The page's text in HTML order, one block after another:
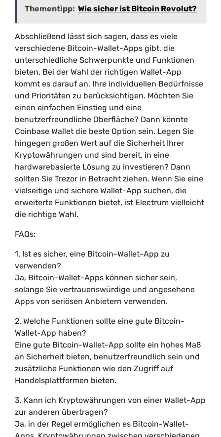
Thementipp: Wie sicher ist Bitcoin Revolut?
Abschließend lässt sich sagen, dass es viele
verschiedene Bitcoin-Wallet-Apps gibt, die
unterschiedliche Schwerpunkte und Funktionen
bieten. Bei der Wahl der richtigen Wallet-App
kommt es darauf an, Ihre individuellen Bedürfnisse
und Prioritäten zu berücksichtigen. Möchten Sie
einen einfachen Einstieg und eine
benutzerfreundliche Oberfläche? Dann könnte
Coinbase Wallet die beste Option sein. Legen Sie
hingegen großen Wert auf die Sicherheit Ihrer
Kryptowährungen und sind bereit, in eine
hardwarebasierte Lösung zu investieren? Dann
sollten Sie Trezor in Betracht ziehen. Wenn Sie eine
vielseitige und sichere Wallet-App suchen, die
erweiterte Funktionen bietet, ist Electrum vielleicht
die richtige Wahl.
FAQs:
1. Ist es sicher, eine Bitcoin-Wallet-App zu
verwenden?
Ja, Bitcoin-Wallet-Apps können sicher sein,
solange Sie vertrauenswürdige und angesehene
Apps von seriösen Anbietern verwenden.
2. Welche Funktionen sollte eine gute Bitcoin-
Wallet-App haben?
Eine gute Bitcoin-Wallet-App sollte ein hohes Maß
an Sicherheit bieten, benutzerfreundlich sein und
zusätzliche Funktionen wie den Zugriff auf
Handelsplattformen bieten.
3. Kann ich Kryptowährungen von einer Wallet-App
zur anderen übertragen?
Ja, in der Regel ermöglichen es Bitcoin-Wallet-